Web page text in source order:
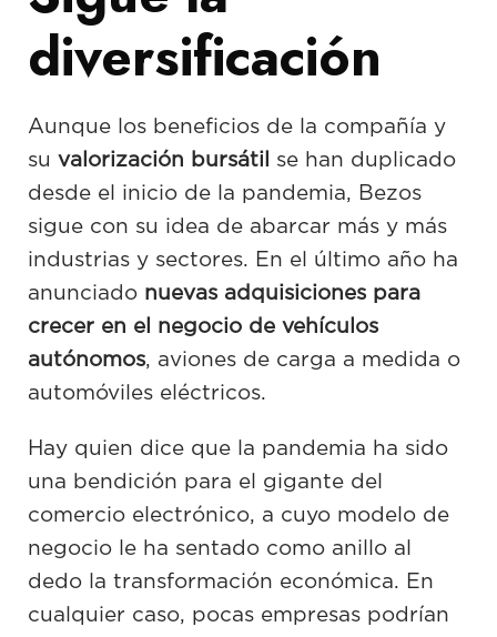
diversificación
Aunque los beneficios de la compañía y
su valorización bursátil
se han duplicado
desde el inicio de la pandemia, Bezos
sigue con su idea de abarcar más y más
industrias y sectores. En el último año ha
anunciado nuevas adquisiciones para
crecer en el negocio de vehículos
autónomos, aviones de carga a medida o
automóviles eléctricos.
Hay quien dice que la pandemia ha sido
una bendición para el gigante del
comercio electrónico, a cuyo modelo de
negocio le ha sentado como anillo al
dedo la transformación económica. En
cualquier caso, pocas empresas podrían